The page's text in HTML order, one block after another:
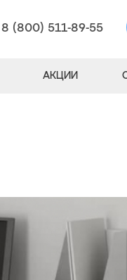
8 (800) 511-89-55
АКЦИИ